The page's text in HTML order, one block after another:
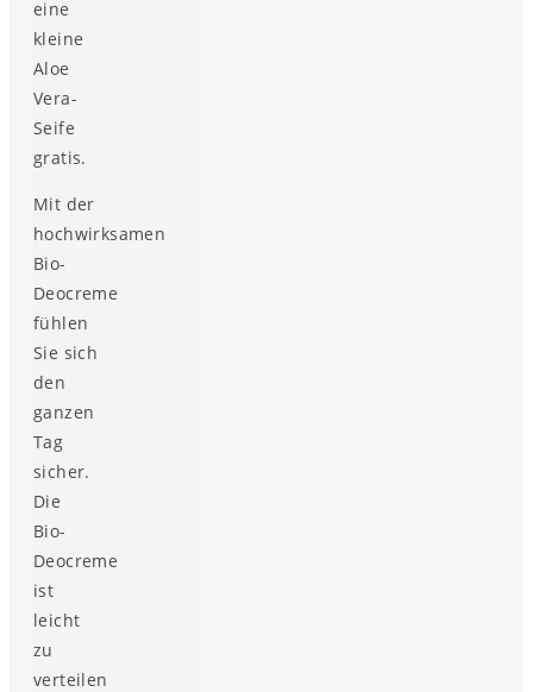
eine
kleine
Aloe
Vera-
Seife
gratis.
Mit der
hochwirksamen
Bio-
Deocreme
fühlen
Sie sich
den
ganzen
Tag
sicher.
Die
Bio-
Deocreme
ist
leicht
zu
verteilen